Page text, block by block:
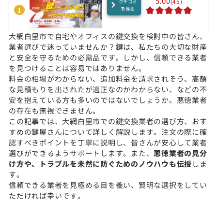
1
を見る
大網白里市で自宅やオフィスの鍵交換を検討中の皆さん、
業者選びで迷っていませんか？鍵は、私たちの大切な財産
と安全を守るための必需品です。しかし、信頼できる業者
を見つけることは容易ではありません。
料金の相場がわからない、追加料金を請求されそう、高額
な見積もりを出されたが適正なのかわからない、などの不
安を抱えている方も多いのではないでしょうか。悪徳業者
の存在も無視できません。
この記事では、大網白里市での鍵交換業者の選び方、おす
すめの鍵屋さんについて詳しく解説します。注文の際に確
認すべきポイントを丁寧に説明し、皆さんが安心して業者
選びができるようサポートします。また、悪徳業者の見分
け方や、トラブルを未然に防ぐためのノウハウも伝授しま
す。
信頼できる業者を見極める目を養い、賢明な選択をしてい
ただければ幸いです。